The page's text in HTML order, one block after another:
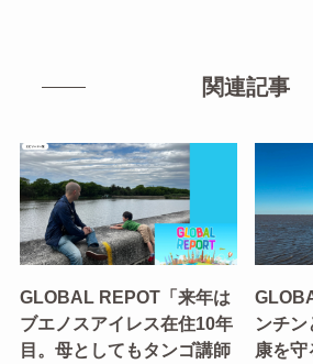
関連記事
GLOBAL REPOT「来年は
ブエノスアイレス在住10年
目。母としてもタンゴ講師
ンチ
康を